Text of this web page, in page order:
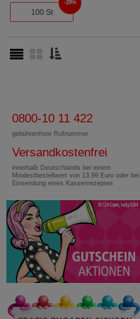
100 St
28%
0800-10 11 422
gebührenfreie Rufnummer
Versandkostenfrei
innerhalb Deutschlands bei einem
Mindestbestellwert von 13,99 Euro oder bei
Einsendung eines Kassenrezeptes